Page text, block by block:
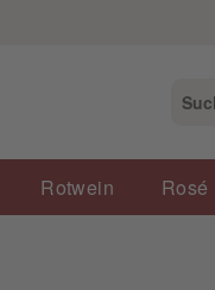
Rotwein Rosé